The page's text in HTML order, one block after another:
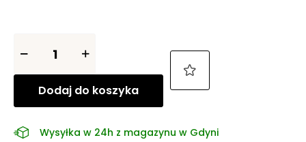
Dodaj do koszyka
Wysyłka w 24h z magazynu w Gdyni